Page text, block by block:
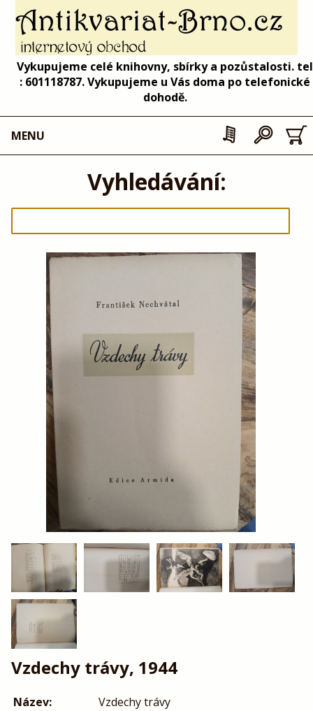
Vykupujeme celé knihovny, sbírky a pozůstalosti. tel
: 601118787. Vykupujeme u Vás doma po telefonické
dohodě.
MENU
Vyhledávání:
Vzdechy trávy, 1944
Název:
Vzdechy trávy